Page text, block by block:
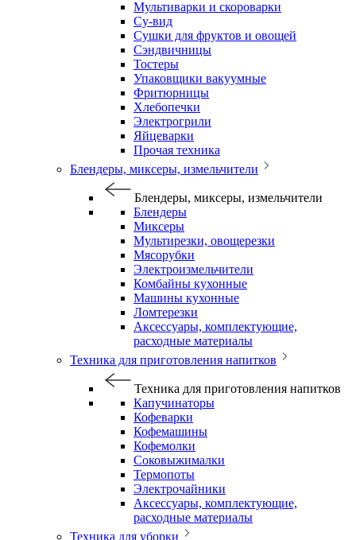
Мультиварки и скороварки
Су-вид
Сушки для фруктов и овощей
Сэндвичницы
Тостеры
Упаковщики вакуумные
Фритюрницы
Хлебопечки
Электрогрили
Яйцеварки
Прочая техника
Блендеры, миксеры, измельчители
Блендеры, миксеры, измельчители
Блендеры
Миксеры
Мультирезки, овощерезки
Мясорубки
Электроизмельчители
Комбайны кухонные
Машины кухонные
Ломтерезки
Аксессуары, комплектующие,
расходные материалы
Техника для приготовления напитков
Техника для приготовления напитков
Капучинаторы
Кофеварки
Кофемашины
Кофемолки
Соковыжималки
Термопоты
Электрочайники
Аксессуары, комплектующие,
расходные материалы
Техника для уборки